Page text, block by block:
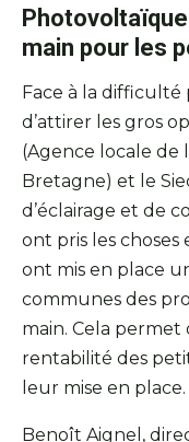
main pour les
Face à la
d’attirer les gros
(Agence locale de
Bretagne) et le
d’éclairage et de
ont pris les
ont mis en place
communes des
main. Cela
rentabilité des
leur mise en place.
Benoît Aignel,